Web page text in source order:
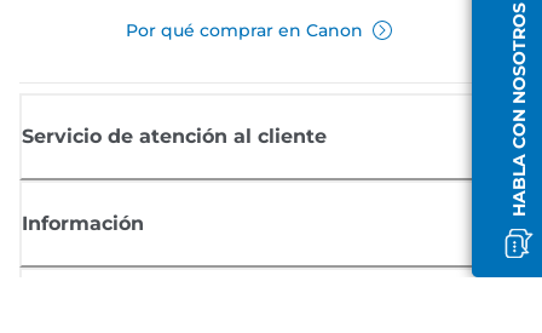
HABLA CON NOSOTROS
Por qué comprar en Canon
Servicio de atención al cliente
Información